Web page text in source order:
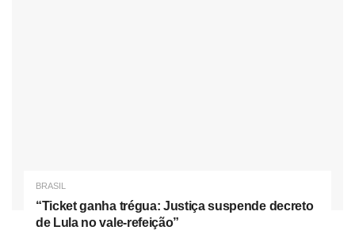
BRASIL
“Ticket ganha trégua: Justiça suspende decreto
de Lula no vale-refeição”